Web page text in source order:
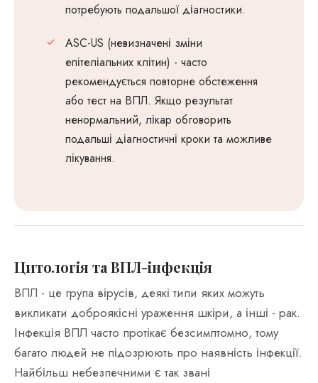
потребують подальшої діагностики.
ASC-US (невизначені зміни
епітеліальних клітин) - часто
рекомендується повторне обстеження
або тест на ВПЛ. Якщо результат
ненормальний, лікар обговорить
подальші діагностичні кроки та можливе
лікування.
Цитологія та ВПЛ-інфекція
ВПЛ - це група вірусів, деякі типи яких можуть
викликати доброякісні ураження шкіри, а інші - рак.
Інфекція ВПЛ часто протікає безсимптомно, тому
багато людей не підозрюють про наявність інфекції.
Найбільш небезпечними є так звані